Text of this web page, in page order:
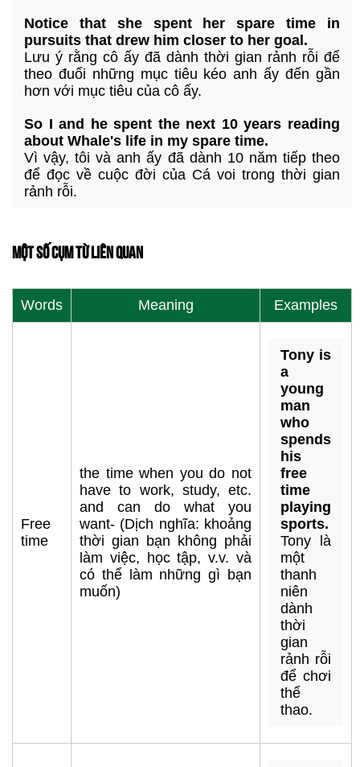
Notice that she spent her spare time in
pursuits that drew him closer to her goal.
Lưu ý rằng cô ấy đã dành thời gian rảnh rỗi để
theo đuổi những mục tiêu kéo anh ấy đến gần
hơn với mục tiêu của cô ấy.
So I and he spent the next 10 years reading
about Whale's life in my spare time.
Vì vậy, tôi và anh ấy đã dành 10 năm tiếp theo
để đọc về cuộc đời của Cá voi trong thời gian
rảnh rỗi.
MỘT SỐ CỤM TỪ LIÊN QUAN
Words Meaning Examples
Free
time
the time when you do not
have to work, study, etc.
and can do what you
want- (Dịch nghĩa: khoảng
thời gian bạn không phải
làm việc, học tập, v.v. và
có thể làm những gì bạn
muốn)
Tony is
a
young
man
who
spends
his
free
time
playing
sports.
Tony là
một
thanh
niên
dành
thời
gian
rảnh rỗi
để chơi
thể
thao.